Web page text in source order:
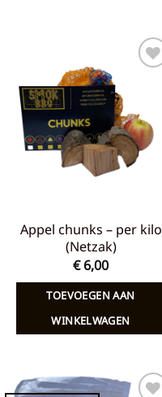
Toevoegen
verlanglijst
Appel chunks – per kilo
(Netzak)
€6,00
TOEVOEGEN AAN
WINKELWAGEN